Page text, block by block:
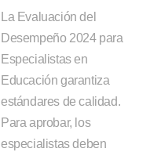
La Evaluación del
Desempeño 2024 para
Especialistas en
Educación garantiza
estándares de calidad.
Para aprobar, los
especialistas deben